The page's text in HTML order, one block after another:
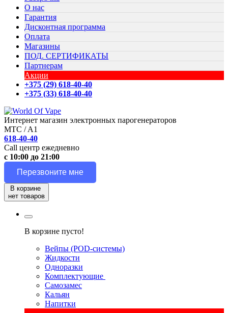
О нас
Гарантия
Дисконтная программа
Оплата
Магазины
ПОД. СЕРТИФИКАТЫ
Партнерам
Акции
+375 (29) 618-40-40
+375 (33) 618-40-40
Интернет магазин электронных парогенераторов
MTC / A1
618-40-40
Call центр ежедневно
с 10:00 до 21:00
Перезвоните мне
В корзине
нет товаров
В корзине пусто!
Вейпы (POD-системы)
Жидкости
Одноразки
Комплектующие
Самозамес
Кальян
Напитки